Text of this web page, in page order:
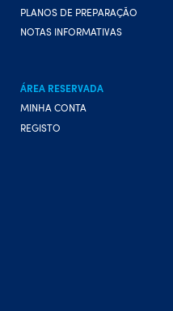
PLANOS DE PREPARAÇÃO
NOTAS INFORMATIVAS
ÁREA RESERVADA
MINHA CONTA
REGISTO